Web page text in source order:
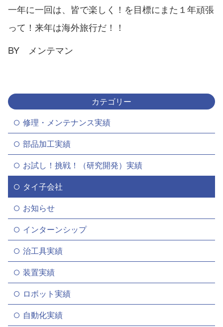
一年に一回は、皆で楽しく！を目標にまた１年頑張
って！来年は海外旅行だ！！
BY メンテマン
カテゴリー
修理・メンテナンス実績
部品加工実績
お試し！挑戦！（研究開発）実績
タイ子会社
お知らせ
インターンシップ
治工具実績
装置実績
ロボット実績
自動化実績